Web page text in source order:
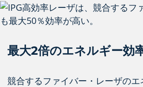
最大2倍のエネルギー効
競合するファイバー・レーザの